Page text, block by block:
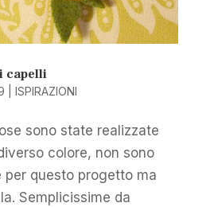
capelli
ISPIRAZIONI
sono state realizzate
colore, non sono
questo progetto ma
Semplicissime da